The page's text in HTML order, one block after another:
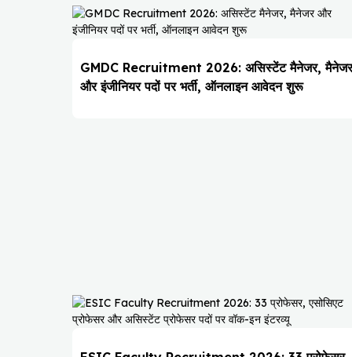
GMDC Recruitment 2026: असिस्टेंट मैनेजर, मैनेजर
और इंजीनियर पदों पर भर्ती, ऑनलाइन आवेदन शुरू